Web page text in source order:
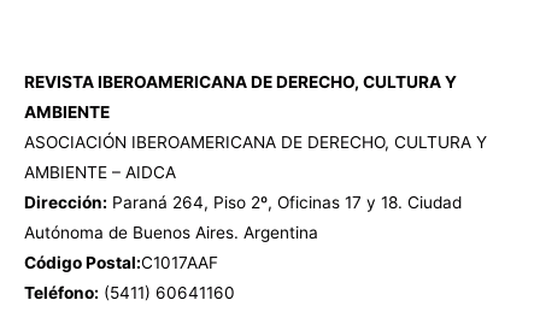
REVISTA IBEROAMERICANA DE DERECHO, CULTURA Y
AMBIENTE
ASOCIACIÓN IBEROAMERICANA DE DERECHO, CULTURA Y
AMBIENTE – AIDCA
Dirección: Paraná 264, Piso 2º, Oficinas 17 y 18. Ciudad
Autónoma de Buenos Aires. Argentina
Código Postal:C1017AAF
Teléfono: (5411) 60641160